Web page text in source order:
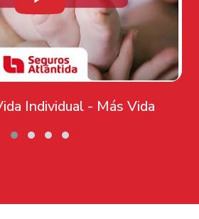
Individual - Más Vida